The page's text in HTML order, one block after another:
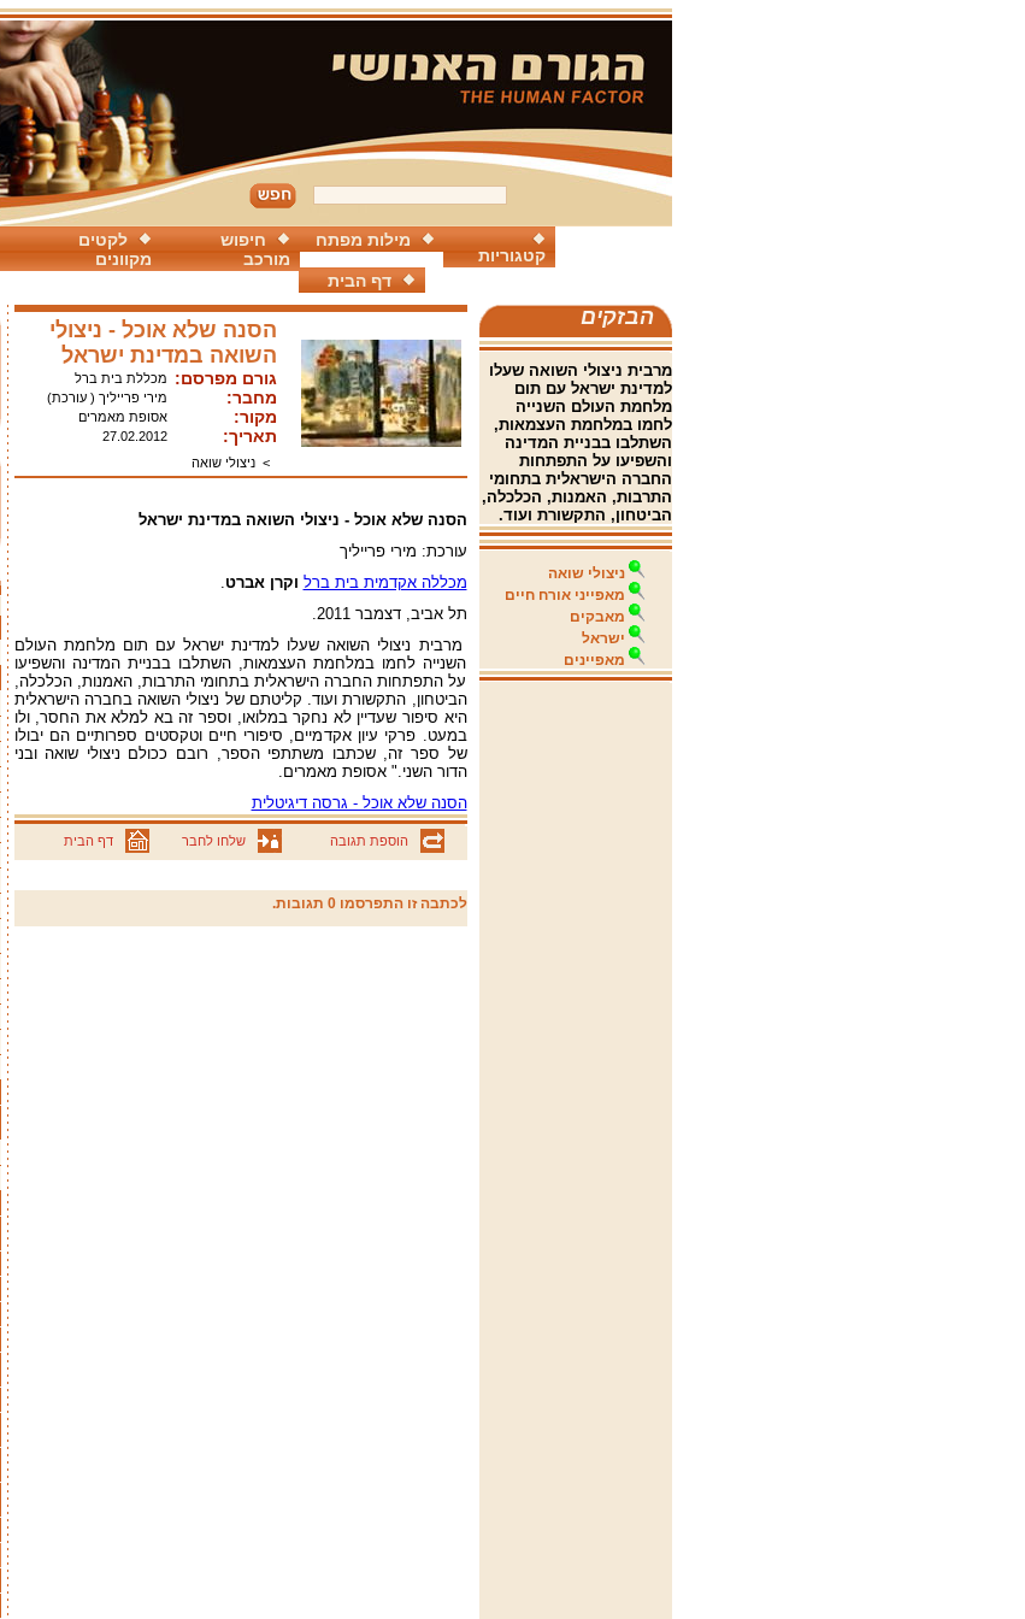
לקטים
מקוונים
חיפוש
מורכב
מילות מפתח
קטגוריות
דף הבית
הבזקים
מרבית ניצולי השואה שעלו
למדינת ישראל עם תום
מלחמת העולם השנייה
לחמו במלחמת העצמאות,
השתלבו בבניית המדינה
והשפיעו על התפתחות
החברה הישראלית בתחומי
התרבות, האמנות, הכלכלה,
הביטחון, התקשורת ועוד.
ניצולי שואה
מאפייני אורח חיים
מאבקים
ישראל
מאפיינים
הסנה שלא אוכל - ניצולי
השואה במדינת ישראל
גורם מפרסם: מכללת בית ברל
מחבר: מירי פרייליך ( עורכת)
מקור: אסופת מאמרים
תאריך:
27.02.2012
>ניצולי שואה
הסנה שלא אוכל - ניצולי השואה במדינת ישראל
עורכת: מירי פרייליך
מכללה אקדמית בית ברל וקרן אברט.
תל אביב, דצמבר 2011.
מרבית ניצולי השואה שעלו למדינת ישראל עם תום מלחמת העולם
השנייה לחמו במלחמת העצמאות, השתלבו בבניית המדינה והשפיעו
על התפתחות החברה הישראלית בתחומי התרבות, האמנות, הכלכלה,
הביטחון, התקשורת ועוד. קליטתם של ניצולי השואה בחברה הישראלית
היא סיפור שעדיין לא נחקר במלואו, וספר זה בא למלא את החסר, ולו
במעט. פרקי עיון אקדמיים, סיפורי חיים וטקסטים ספרותיים הם יבולו
של ספר זה, שכתבו משתתפי הספר, רובם ככולם ניצולי שואה ובני
הדור השני." אסופת מאמרים.
הסנה שלא אוכל - גרסה דיגיטלית
הוספת תגובה שלחו לחבר דף הבית
לכתבה זו התפרסמו 0 תגובות.